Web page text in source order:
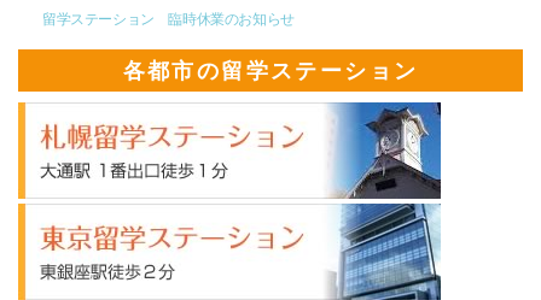
留学ステーション 臨時休業のお知らせ
各都市の留学ステーション